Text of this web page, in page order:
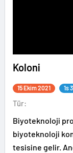
Koloni
15 Ekim 2021 1s
Tür:
Biyoteknoloji
biyoteknoloji
tesisine gelir.